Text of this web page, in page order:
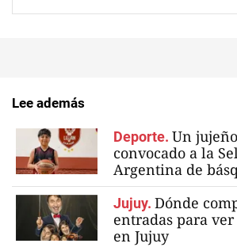
Lee además
Deporte. Un
convocado a la
Argentina de
Jujuy. Dónde
entradas para
en Jujuy